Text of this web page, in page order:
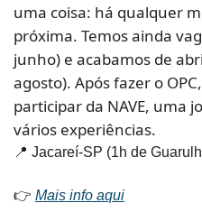
uma coisa: há qualquer
próxima. Temos ainda
junho) e acabamos de
agosto). Após fazer o
participar da NAVE, uma
vários experiências.
📍 Jacareí-SP (1h de
👉 Mais info aqui